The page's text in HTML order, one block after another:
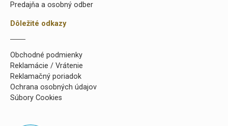
Predajňa a osobný odber
Dôležité odkazy
Obchodné podmienky
Reklamácie / Vrátenie
Reklamačný poriadok
Ochrana osobných údajov
Súbory Cookies